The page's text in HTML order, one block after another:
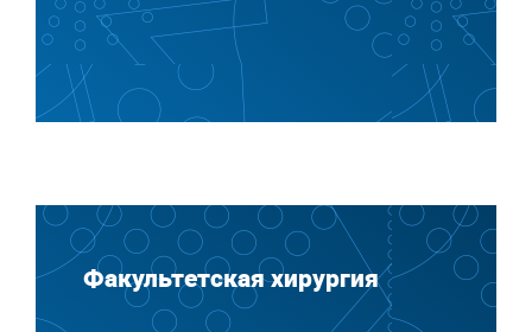
Факультетская хирургия